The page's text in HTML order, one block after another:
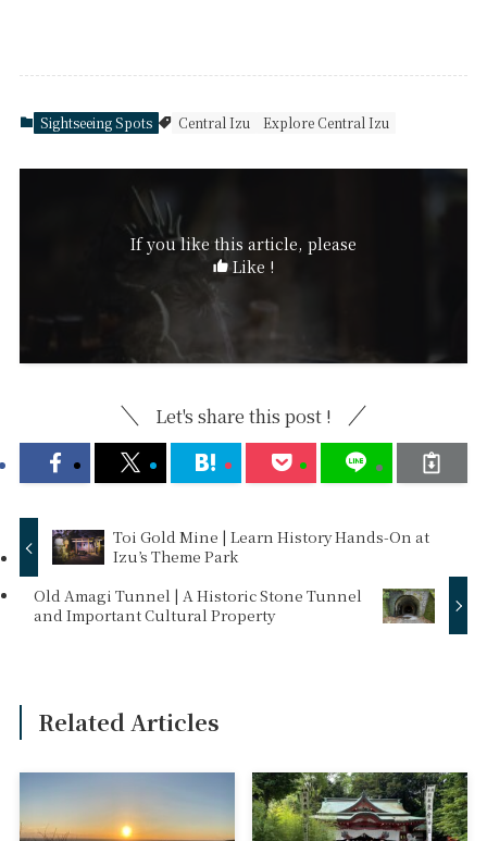
Sightseeing Spots Central Izu Explore Central Izu
If you like this article, please
Like !
Let's share this post !
Toi Gold Mine | Learn History Hands-On at
Izu’s Theme Park
Old Amagi Tunnel | A Historic Stone Tunnel
and Important Cultural Property
Related Articles